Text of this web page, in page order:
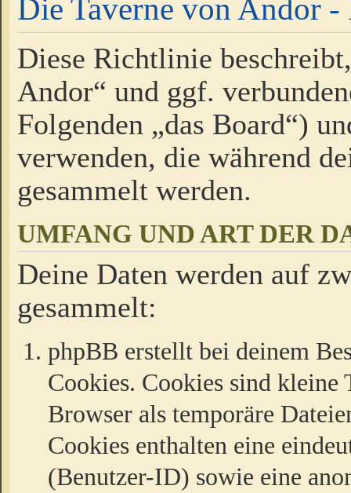
Die Taverne von Andor
Diese Richtlinie
Andor“ und ggf.
Folgenden „das Board“)
verwenden, die während
gesammelt werden.
UMFANG UND ART DER
Deine Daten werden auf
gesammelt:
phpBB erstellt bei deinem
Cookies. Cookies sind kleine
Browser als temporäre
Cookies enthalten eine
(Benutzer-ID) sowie eine